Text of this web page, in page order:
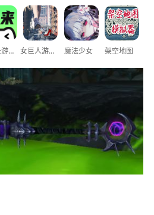
格来云游戏 女巨人游乐场 魔法少女 架空地图